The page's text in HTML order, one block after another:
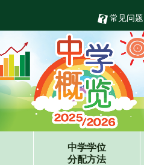
常见问题
中学学位
分配方法